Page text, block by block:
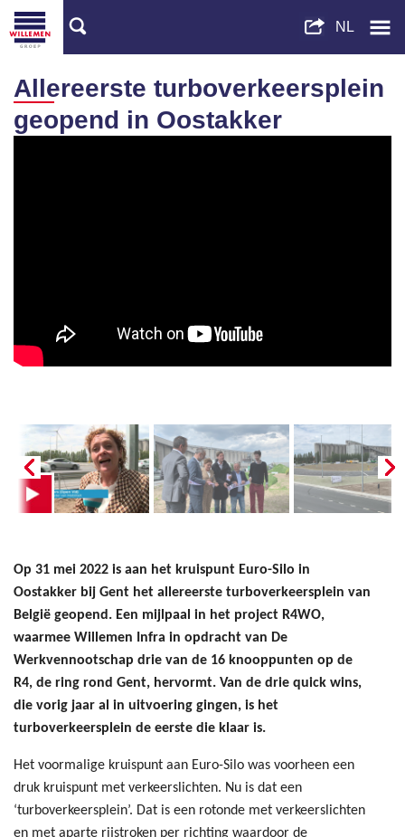
Allereerste turboverkeersplein
geopend in Oostakker
Op 31 mei 2022 is aan het kruispunt Euro-Silo in
Oostakker bij Gent het allereerste turboverkeersplein van
België geopend. Een mijlpaal in het project R4WO,
waarmee Willemen Infra in opdracht van De
Werkvennootschap drie van de 16 knooppunten op de
R4, de ring rond Gent, hervormt. Van de drie quick wins,
die vorig jaar al in uitvoering gingen, is het
turboverkeersplein de eerste die klaar is.
Het voormalige kruispunt aan Euro-Silo was voorheen een
druk kruispunt met verkeerslichten. Nu is dat een
‘turboverkeersplein’. Dat is een rotonde met verkeerslichten
en met aparte rijstroken per richting waardoor de